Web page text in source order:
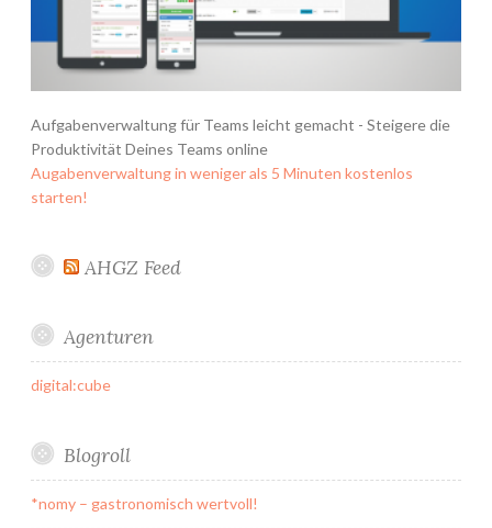
Aufgabenverwaltung für Teams leicht gemacht - Steigere die
Produktivität Deines Teams online
Augabenverwaltung in weniger als 5 Minuten kostenlos
starten!
AHGZ Feed
Agenturen
digital:cube
Blogroll
*nomy – gastronomisch wertvoll!